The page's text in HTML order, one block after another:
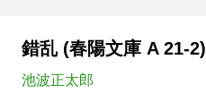
錯乱 (春陽文庫 A 21-2)
池波正太郎